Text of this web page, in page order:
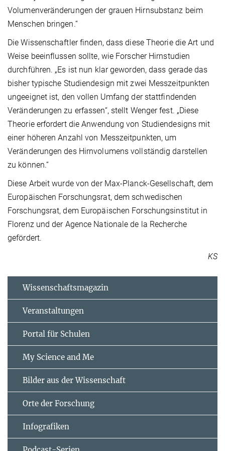
Volumenveränderungen der grauen Hirnsubstanz beim
Menschen bringen.“
Die Wissenschaftler finden, dass diese Theorie die Art und
Weise beeinflussen sollte, wie Forscher Hirnstudien
durchführen. „Es ist nun klar geworden, dass gerade das
bisher typische Studiendesign mit zwei Messzeitpunkten
ungeeignet ist, den vollen Umfang der stattfindenden
Veränderungen zu erfassen“, stellt Wenger fest. „Diese
Theorie erfordert die Anwendung von Studiendesigns mit
einer höheren Anzahl von Messzeitpunkten, um
Veränderungen des Hirnvolumens vollständig darstellen
zu können.“
Diese Arbeit wurde von der Max-Planck-Gesellschaft, dem
Europäischen Forschungsrat, dem schwedischen
Forschungsrat, dem Europäischen Forschungsinstitut in
Florenz und der Agence Nationale de la Recherche
gefördert.
KS
Wissenschaftsmagazin
Veranstaltungen
Portal für Schulen
My Science and Me
Bilder aus der Wissenschaft
Orte der Forschung
Infografiken